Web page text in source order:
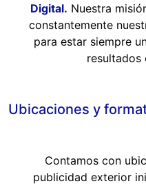
Digital. Nuestra
constantemente
para estar siempre
resultados
Ubicaciones y
Contamos con
publicidad exterior